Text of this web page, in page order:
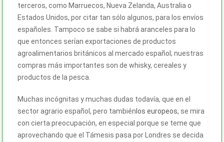
terceros, como Marruecos, Nueva Zelanda, Australia o
Estados Unidos, por citar tan sólo algunos, para los envíos
españoles. Tampoco se sabe si habrá aranceles para lo
que entonces serían exportaciones de productos
agroalimentarios británicos al mercado español; nuestras
compras más importantes son de whisky, cereales y
productos de la pesca.
Muchas incógnitas y muchas dudas todavía, que en el
sector agrario español, pero tambiénlos europeos, se mira
con cierta preocupación, en especial porque se teme que
aprovechando que el Támesis pasa por Londres se decida